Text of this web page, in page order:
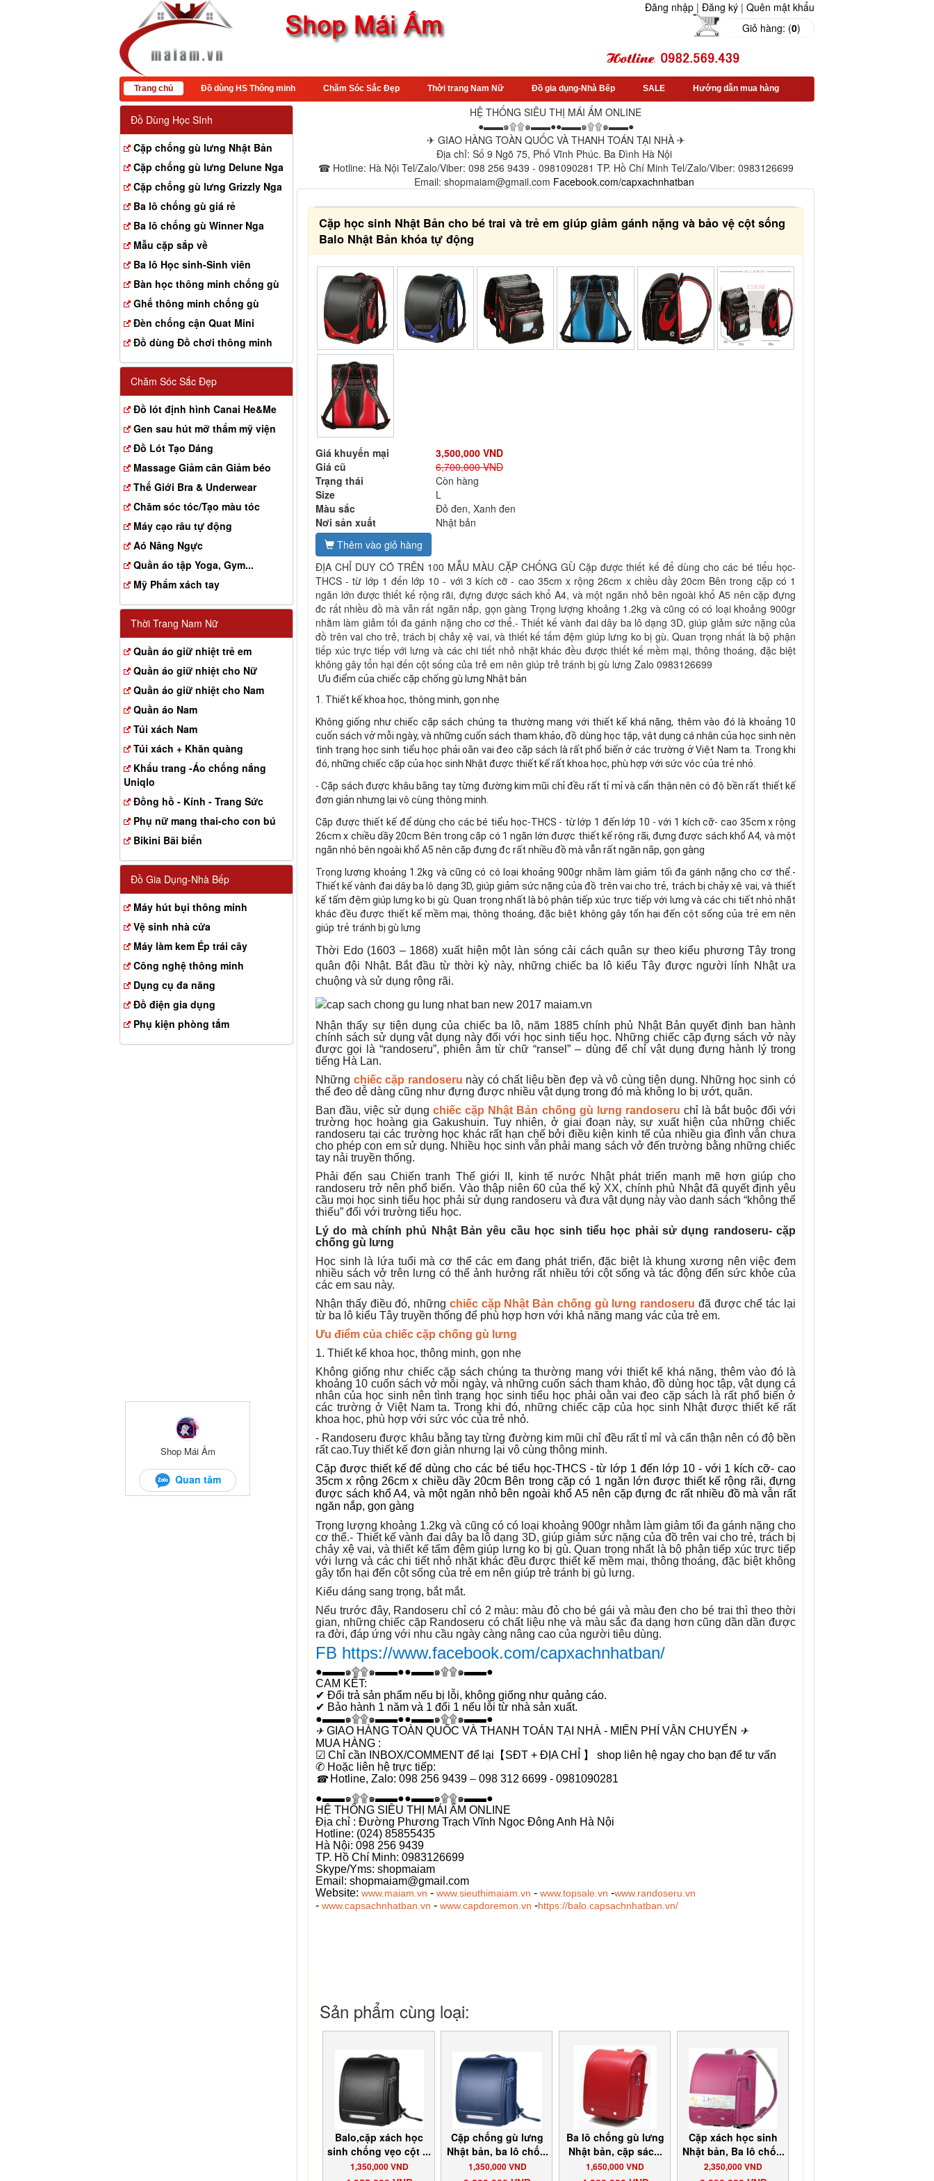
Đăng nhập | Đăng ký | Quên mật khẩu
Giỏ hàng: (0)
Trang chủ Đồ dùng HS Thông minh Chăm Sóc Sắc Đẹp Thời trang Nam Nữ Đồ gia dụng-Nhà Bếp SALE Hướng dẫn mua hàng
Đồ Dùng Học SInh
Cặp chống gù lưng Nhật Bản
Cặp chống gù lưng Delune Nga
Cặp chống gù lưng Grizzly Nga
Ba lô chống gù giá rẻ
Ba lô chống gù Winner Nga
Mẫu cặp sắp về
Ba lô Học sinh-Sinh viên
Bàn học thông minh chống gù
Ghế thông minh chống gù
Đèn chống cận Quat Mini
Đồ dùng Đồ chơi thông minh
Chăm Sóc Sắc Đẹp
Đồ lót định hình Canai He&Me
Gen sau hút mỡ thẩm mỹ viện
Đồ Lót Tạo Dáng
Massage Giảm cân Giảm béo
Thế Giới Bra & Underwear
Chăm sóc tóc/Tạo màu tóc
Máy cạo râu tự động
Aó Nâng Ngực
Quần áo tập Yoga, Gym...
Mỹ Phẩm xách tay
Thời Trang Nam Nữ
Quần áo giữ nhiệt trẻ em
Quần áo giữ nhiệt cho Nữ
Quần áo giữ nhiệt cho Nam
Quần áo Nam
Túi xách Nam
Túi xách + Khăn quàng
Khẩu trang -Áo chống nắng
Uniqlo
Đồng hồ - Kính - Trang Sức
Phụ nữ mang thai-cho con bú
Bikini Bãi biển
Đồ Gia Dụng-Nhà Bếp
Máy hút bụi thông minh
Vệ sinh nhà cửa
Máy làm kem Ép trái cây
Công nghệ thông minh
Dụng cụ đa năng
Đồ điện gia dụng
Phụ kiện phòng tắm
HỆ THỐNG SIÊU THỊ MÁI ẤM ONLINE
●▬▬๑۩۩๑▬▬●●▬▬๑۩۩๑▬▬●
✈ GIAO HÀNG TOÀN QUỐC VÀ THANH TOÁN TẠI NHÀ ✈
Địa chỉ: Số 9 Ngõ 75, Phố Vĩnh Phúc. Ba Đình Hà Nội
☎ Hotline: Hà Nội Tel/Zalo/Viber: 098 256 9439 - 0981090281 TP. Hồ Chí Minh Tel/Zalo/Viber: 0983126699
Email: shopmaiam@gmail.com Facebook.com/capxachnhatban
Cặp học sinh Nhật Bản cho bé trai và trẻ em giúp giảm gánh nặng và bảo vệ cột sống
Balo Nhật Bản khóa tự động
Giá khuyến mại
3,500,000 VND
Giá cũ
6,700,000 VND
Trạng thái
Còn hàng
Size
L
Màu sắc
Đỏ đen, Xanh đen
Nơi sản xuất
Nhật bản
Thêm vào giỏ hàng
ĐỊA CHỈ DUY CÓ TRÊN 100 MẪU MÀU CẶP CHỐNG GÙ Cặp được thiết kế để dùng cho các bé tiểu học-
THCS - từ lớp 1 đến lớp 10 - với 3 kích cỡ - cao 35cm x rộng 26cm x chiều dầy 20cm Bên trong cặp có 1
ngăn lớn được thiết kế rộng rãi, đựng được sách khổ A4, và một ngăn nhỏ bên ngoài khổ A5 nên cặp đựng
đc rất nhiều đồ mà vẫn rất ngăn nắp, gọn gàng Trọng lượng khoảng 1.2kg và cũng có có loại khoảng 900gr
nhằm làm giảm tối đa gánh nặng cho cơ thể.- Thiết kế vành đai dây ba lô dạng 3D, giúp giảm sức nặng của
đồ trên vai cho trẻ, trách bị chảy xệ vai, và thiết kế tấm đệm giúp lưng ko bị gù. Quan trọng nhất là bộ phận
tiếp xúc trực tiếp với lưng và các chi tiết nhỏ nhặt khác đều được thiết kế mềm mại, thông thoáng, đặc biệt
không gây tổn hại đến cột sống của trẻ em nên giúp trẻ tránh bị gù lưng Zalo 0983126699
Ưu điểm của chiếc cặp chống gù lưng Nhật bản
1. Thiết kế khoa học, thông minh, gọn nhẹ
Không giống như chiếc cặp sách chúng ta thường mang với thiết kế khá nặng, thêm vào đó là khoảng 10
cuốn sách vở mỗi ngày, và những cuốn sách tham khảo, đồ dùng học tập, vật dụng cá nhân của học sinh nên
tình trạng học sinh tiểu học phải oằn vai đeo cặp sách là rất phổ biến ở các trường ở Việt Nam ta. Trong khi
đó, những chiếc cặp của học sinh Nhật được thiết kế rất khoa học, phù hợp với sức vóc của trẻ nhỏ.
- Cặp sách được khâu bằng tay từng đường kim mũi chỉ đều rất tỉ mỉ và cẩn thận nên có độ bền rất thiết kế
đơn giản nhưng lại vô cùng thông minh.
Cặp được thiết kế để dùng cho các bé tiểu học-THCS - từ lớp 1 đến lớp 10 - với 1 kích cỡ- cao 35cm x rộng
26cm x chiều dầy 20cm Bên trong cặp có 1 ngăn lớn được thiết kế rộng rãi, đựng được sách khổ A4, và một
ngăn nhỏ bên ngoài khổ A5 nên cặp đựng đc rất nhiều đồ mà vẫn rất ngăn nắp, gọn gàng
Trọng lượng khoảng 1.2kg và cũng có có loại khoảng 900gr nhằm làm giảm tối đa gánh nặng cho cơ thể.-
Thiết kế vành đai dây ba lô dạng 3D, giúp giảm sức nặng của đồ trên vai cho trẻ, trách bị chảy xệ vai, và thiết
kế tấm đệm giúp lưng ko bị gù. Quan trọng nhất là bộ phận tiếp xúc trực tiếp với lưng và các chi tiết nhỏ nhặt
khác đều được thiết kế mềm mại, thông thoáng, đặc biệt không gây tổn hại đến cột sống của trẻ em nên
giúp trẻ tránh bị gù lưng
Thời Edo (1603 – 1868) xuất hiện một làn sóng cải cách quân sự theo kiểu phương Tây trong
quân đội Nhật. Bắt đầu từ thời kỳ này, những chiếc ba lô kiểu Tây được người lính Nhật ưa
chuộng và sử dụng rộng rãi.
Nhận thấy sự tiện dụng của chiếc ba lô, năm 1885 chính phủ Nhật Bản quyết định ban hành
chính sách sử dụng vật dụng này đối với học sinh tiểu học. Những chiếc cặp đựng sách vở này
được gọi là “randoseru”, phiên âm từ chữ “ransel” – dùng để chỉ vật dụng đựng hành lý trong
tiếng Hà Lan.
Những chiếc cặp randoseru này có chất liệu bền đẹp và vô cùng tiện dụng. Những học sinh có
thể đeo dễ dàng cũng như đựng được nhiều vật dụng trong đó mà không lo bị ướt, quăn.
Ban đầu, việc sử dụngchiếc cặp Nhật Bản chống gù lưng randoseru chỉ là bắt buộc đối với
trường học hoàng gia Gakushuin. Tuy nhiên, ở giai đoạn này, sự xuất hiện của những chiếc
randoseru tại các trường học khác rất hạn chế bởi điều kiện kinh tế của nhiều gia đình vẫn chưa
cho phép con em sử dụng. Nhiều học sinh vẫn phải mang sách vở đến trường bằng những chiếc
tay nải truyền thống.
Phải đến sau Chiến tranh Thế giới II, kinh tế nước Nhật phát triển mạnh mẽ hơn giúp cho
randoseru trở nên phổ biến. Vào thập niên 60 của thế kỷ XX, chính phủ Nhật đã quyết định yêu
cầu mọi học sinh tiểu học phải sử dụng randoseru và đưa vật dụng này vào danh sách “không thể
thiếu” đối với trường tiểu học.
Lý do mà chính phủ Nhật Bản yêu cầu học sinh tiểu học phải sử dụng randoseru- cặp
chống gù lưng
Học sinh là lứa tuổi mà cơ thể các em đang phát triển, đặc biệt là khung xương nên việc đem
nhiều sách vở trên lưng có thể ảnh hưởng rất nhiều tới cột sống và tác động đến sức khỏe của
các em sau này.
Nhận thấy điều đó, những chiếc cặp Nhật Bản chống gù lưng randoseru đã được chế tác lại
từ ba lô kiểu Tây truyền thống để phù hợp hơn với khả năng mang vác của trẻ em.
Ưu điểm của chiếc cặp chống gù lưng
1. Thiết kế khoa học, thông minh, gọn nhẹ
Không giống như chiếc cặp sách chúng ta thường mang với thiết kế khá nặng, thêm vào đó là
khoảng 10 cuốn sách vở mỗi ngày, và những cuốn sách tham khảo, đồ dùng học tập, vật dụng cá
nhân của học sinh nên tình trạng học sinh tiểu học phải oằn vai đeo cặp sách là rất phổ biến ở
các trường ở Việt Nam ta. Trong khi đó, những chiếc cặp của học sinh Nhật được thiết kế rất
khoa học, phù hợp với sức vóc của trẻ nhỏ.
- Randoseru được khâu bằng tay từng đường kim mũi chỉ đều rất tỉ mỉ và cẩn thận nên có độ bền
rất cao.Tuy thiết kế đơn giản nhưng lại vô cùng thông minh.
Cặp được thiết kế để dùng cho các bé tiểu học-THCS - từ lớp 1 đến lớp 10 - với 1 kích cỡ- cao
35cm x rộng 26cm x chiều dầy 20cm Bên trong cặp có 1 ngăn lớn được thiết kế rộng rãi, đựng
được sách khổ A4, và một ngăn nhỏ bên ngoài khổ A5 nên cặp đựng đc rất nhiều đồ mà vẫn rất
ngăn nắp, gọn gàng
Trọng lượng khoảng 1.2kg và cũng có có loại khoảng 900gr nhằm làm giảm tối đa gánh nặng cho
cơ thể.- Thiết kế vành đai dây ba lô dạng 3D, giúp giảm sức nặng của đồ trên vai cho trẻ, trách bị
chảy xệ vai, và thiết kế tấm đệm giúp lưng ko bị gù. Quan trọng nhất là bộ phận tiếp xúc trực tiếp
với lưng và các chi tiết nhỏ nhặt khác đều được thiết kế mềm mại, thông thoáng, đặc biệt không
gây tổn hại đến cột sống của trẻ em nên giúp trẻ tránh bị gù lưng.
Kiểu dáng sang trọng, bắt mắt.
Nếu trước đây, Randoseru chỉ có 2 màu: màu đỏ cho bé gái và màu đen cho bé trai thì theo thời
gian, những chiếc cặp Randoseru có chất liệu nhẹ và màu sắc đa dạng hơn cũng dần dần được
ra đời, đáp ứng với nhu cầu ngày càng nâng cao của người tiêu dùng.
FB https://www.facebook.com/capxachnhatban/
●▬▬๑۩۩๑▬▬●●▬▬๑۩۩๑▬▬●
CAM KẾT:
✔ Đổi trả sản phẩm nếu bị lỗi, không giống như quảng cáo.
✔ Bảo hành 1 năm và 1 đổi 1 nếu lỗi từ nhà sản xuất.
●▬▬๑۩۩๑▬▬●●▬▬๑۩۩๑▬▬●
✈ GIAO HÀNG TOÀN QUỐC VÀ THANH TOÁN TẠI NHÀ - MIẾN PHÍ VẬN CHUYỂN ✈
MUA HÀNG :
☑ Chỉ cần INBOX/COMMENT để lại 【 SĐT + ĐỊ A CH 】 shop liên hệ ngay cho bạn để tư vấn
✆ Hoặc liên hệ trực tiếp:
☎Hotline, Zalo: 098 256 9439 – 098 312 6699 - 0981090281
●▬▬๑۩۩๑▬▬●●▬▬๑۩۩๑▬▬●
HỆ THỐNG SIÊU THỊ MÁI ẤM ONLINE
Địa chỉ : Đường Phương Trạch Vĩnh Ngọc Đông Anh Hà Nội
Hotline: (024) 85855435
Hà Nội: 098 256 9439
TP. Hồ Chí Minh: 0983126699
Skype/Yms: shopmaiam
Email: shopmaiam@gmail.com
Website: www.maiam.vn - www.sieuthimaiam.vn - www.topsale.vn -www.randoseru.vn
- www.capsachnhatban.vn - www.capdoremon.vn -https://balo.capsachnhatban.vn/
Sản phẩm cùng loại:
Balo,cặp xách học
sinh chống vẹo cột ...
1,350,000 VND
Cặp chống gù lưng
Nhật bản, ba lô chố...
1,350,000 VND
Ba lô chống gù lưng
Nhật bản, cặp sác...
1,650,000 VND
Cặp xách học sinh
Nhật bản, Ba lô chố...
2,350,000 VND